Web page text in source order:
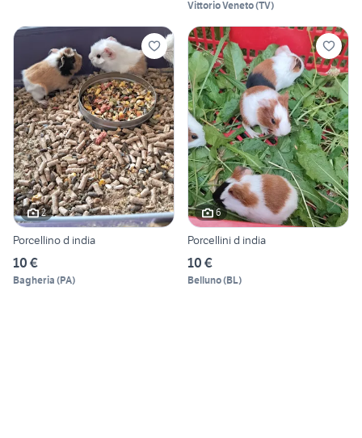
Vittorio Veneto(TV)
2
Porcellino d india
10 €
Bagheria (PA)
6
Porcellini d india
10 €
Belluno(BL)